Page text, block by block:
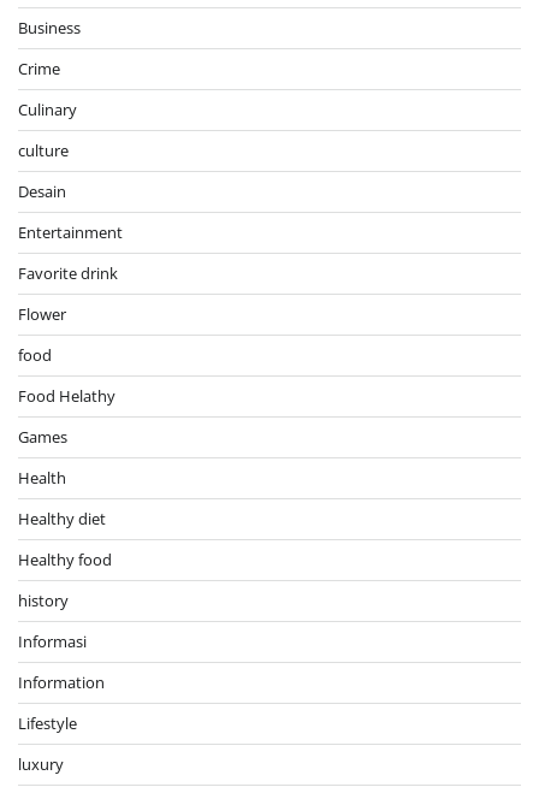
Business
Crime
Culinary
culture
Desain
Entertainment
Favorite drink
Flower
food
Food Helathy
Games
Health
Healthy diet
Healthy food
history
Informasi
Information
Lifestyle
luxury